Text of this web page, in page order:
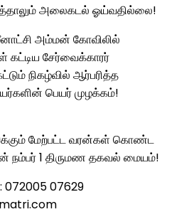
அலைகடல் ஓய்வதில்லை!
அம்மன் கோவிலில்
கட்டிய சேர்வைக்காரர்
நிகழ்வில் ஆர்பரித்த
பெயர் முழக்கம்!
மேற்பட்ட வரன்கள் கொண்ட
நம்பர் 1 திருமண தகவல் மையம்!
07629